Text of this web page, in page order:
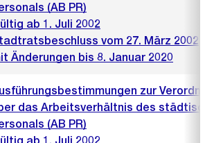
(AB PR)
ab 1. Juli 2002
vom 27. März 2002
Änderungen bis 8. Januar 2020
zur
das Arbeitsverhältnis des
(AB PR)